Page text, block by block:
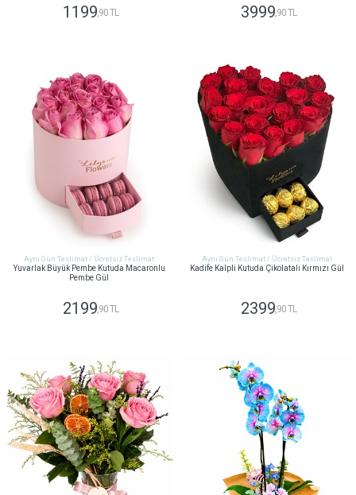
1199,90 TL 3999,90 TL
Aynı Gün Teslimat / Ücretsiz Teslimat
Yuvarlak Büyük Pembe Kutuda Macaronlu
Pembe Gül
2199 ,90 TL
Aynı Gün Teslimat / Ücretsiz Teslimat
Kadife Kalpli Kutuda Çikolatalı Kırmızı Gül
2399 ,90 TL